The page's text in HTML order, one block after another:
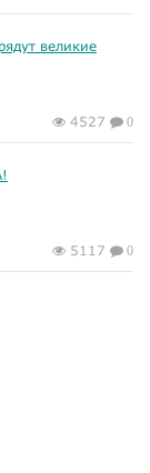
великие
4527 0
5117 0